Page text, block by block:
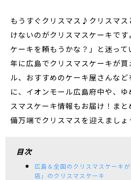
もうすぐクリスマス♪クリスマス
けないのがクリスマスケーキで
ケーキを頼もうかな？」と迷っ
年に広島でクリスマスケーキが
ル、おすすめのケーキ屋さんなど
に、イオンモール広島府中や、ゆ
スマスケーキ情報もお届け！ま
備万端でクリスマスを迎えましょ
目次
広島＆全国のクリスマスケーキ
店」のクリスマスケーキ